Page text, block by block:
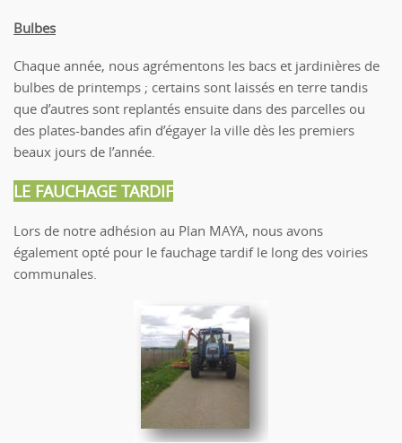
Bulbes
Chaque année, nous agrémentons les bacs et jardinières de
bulbes de printemps ; certains sont laissés en terre tandis
que d’autres sont replantés ensuite dans des parcelles ou
des plates-bandes afin d’égayer la ville dès les premiers
beaux jours de l’année.
LE FAUCHAGE TARDIF
Lors de notre adhésion au Plan MAYA, nous avons
également opté pour le fauchage tardif le long des voiries
communales.